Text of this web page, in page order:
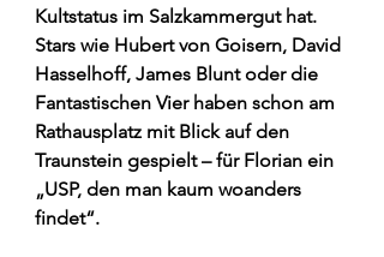
Kultstatus im Salzkammergut hat.
Stars wie Hubert von Goisern, David
Hasselhoff, James Blunt oder die
Fantastischen Vier haben schon am
Rathausplatz mit Blick auf den
Traunstein gespielt – für Florian ein
„USP, den man kaum woanders
findet“.